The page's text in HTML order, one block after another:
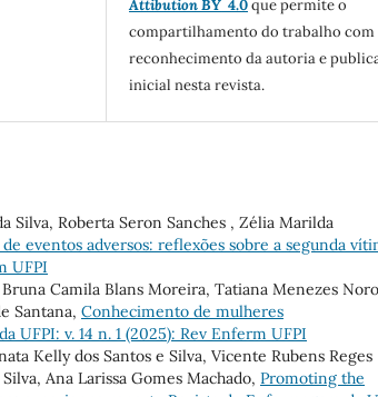
Attibution BY 4.0que permite o
compartilhamento do trabalho com
reconhecimento da autoria e
inicial nesta revista.
Roberta Seron Sanches , Zélia Marilda
eventos adversos: reflexões sobre a segunda
UFPI
Camila Blans Moreira, Tatiana Menezes
Santana, Conhecimento de mulheres
UFPI: v. 14 n. 1 (2025): Rev Enferm UFPI
Kelly dos Santos e Silva, Vicente Rubens Reges
Ana Larissa Gomes Machado, Promoting the